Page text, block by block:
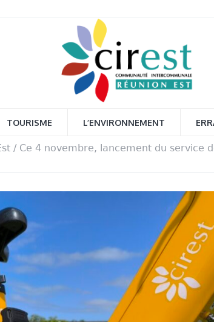
TOURISME L’ENVIRONNEMENT
/ Ce 4 novembre, lancement du service